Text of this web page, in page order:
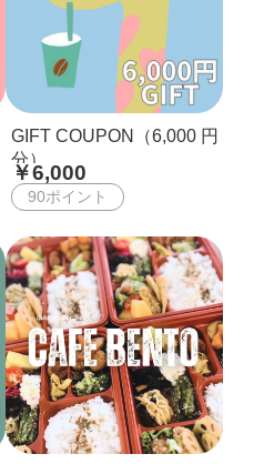
GIFT COUPON（6,000 円
分）
￥6,000
90ポイント